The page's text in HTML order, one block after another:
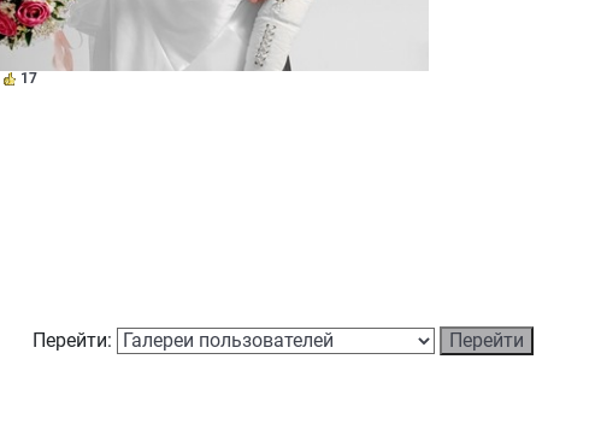
17
Перейти: